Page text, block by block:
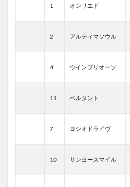
1 オンリエド
2 アルティマソウル
4 ウインブリオーソ
11 ベルタント
7 ヨシオドライヴ
10 サンヨースマイル